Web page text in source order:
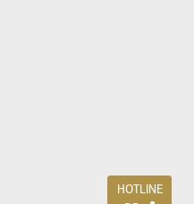
HOTLINE